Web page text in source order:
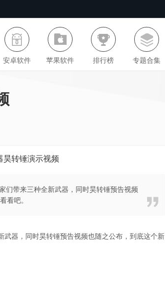
安卓软件 苹果软件 排行榜 专题合集
转锤演示视频
们带来三种全新武器，同时昊转锤预告视频
看吧。
器，同时昊转锤预告视频也随之公布，到底这个新